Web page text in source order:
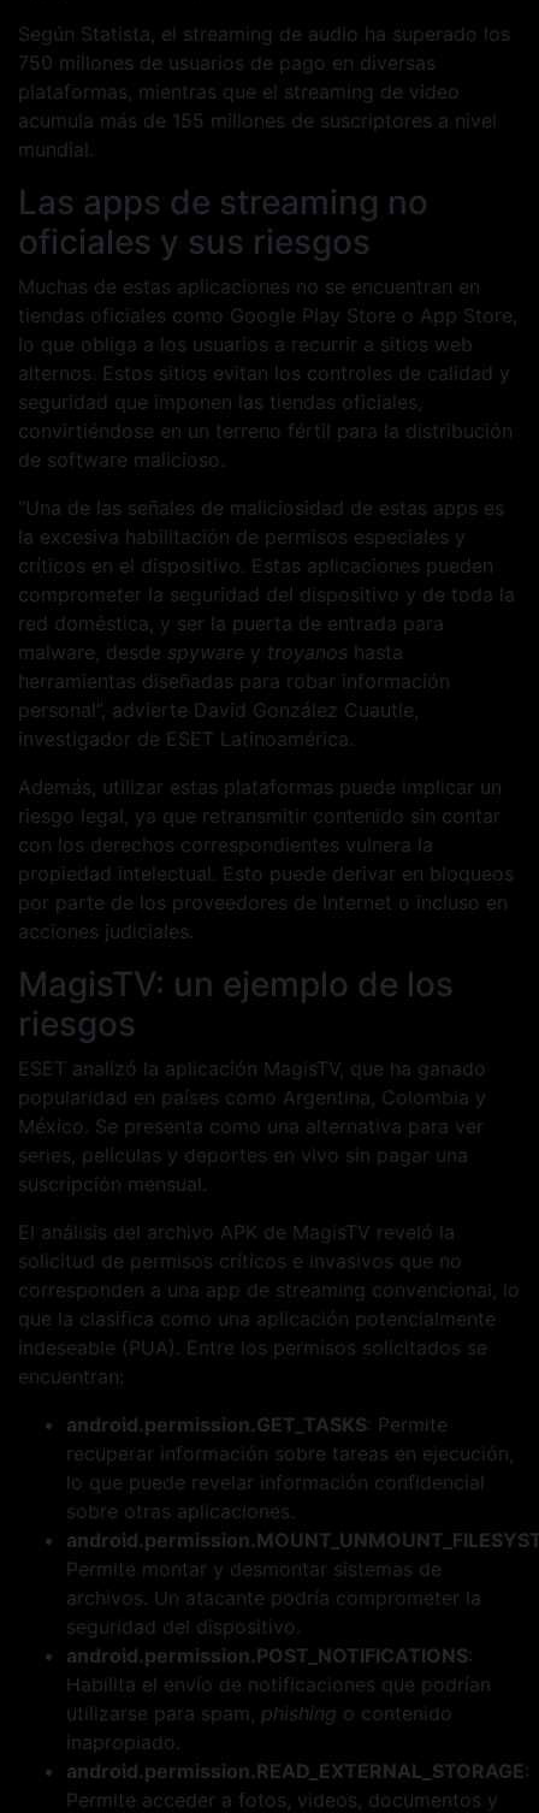
Según Statista, el streaming de audio ha superado los
750 millones de usuarios de pago en diversas
plataformas, mientras que el streaming de video
acumula más de 155 millones de suscriptores a nivel
mundial.
Las apps de streaming no
oficiales y sus riesgos
Muchas de estas aplicaciones no se encuentran en
tiendas oficiales como Google Play Store o App Store,
lo que obliga a los usuarios a recurrir a sitios web
alternos. Estos sitios evitan los controles de calidad y
seguridad que imponen las tiendas oficiales,
convirtiéndose en un terreno fértil para la distribución
de software malicioso.
“Una de las señales de maliciosidad de estas apps es
la excesiva habilitación de permisos especiales y
críticos en el dispositivo. Estas aplicaciones pueden
comprometer la seguridad del dispositivo y de toda la
red doméstica, y ser la puerta de entrada para
malware, desde spyware y troyanos hasta
herramientas diseñadas para robar información
personal”, advierte David González Cuautle,
investigador de ESET Latinoamérica.
Además, utilizar estas plataformas puede implicar un
riesgo legal, ya que retransmitir contenido sin contar
con los derechos correspondientes vulnera la
propiedad intelectual. Esto puede derivar en bloqueos
por parte de los proveedores de Internet o incluso en
acciones judiciales.
MagisTV: un ejemplo de los
riesgos
ESET analizó la aplicación MagisTV, que ha ganado
popularidad en países como Argentina, Colombia y
México. Se presenta como una alternativa para ver
series, películas y deportes en vivo sin pagar una
suscripción mensual.
El análisis del archivo APK de MagisTV reveló la
solicitud de permisos críticos e invasivos que no
corresponden a una app de streaming convencional, lo
que la clasifica como una aplicación potencialmente
indeseable (PUA). Entre los permisos solicitados se
encuentran:
android.permission.GET_TASKS: Permite
recuperar información sobre tareas en ejecución,
lo que puede revelar información confidencial
sobre otras aplicaciones.
Permite montar y desmontar sistemas de
archivos. Un atacante podría comprometer la
seguridad del dispositivo.
android.permission.POST_NOTIFICATIONS:
Habilita el envío de notificaciones que podrían
utilizarse para spam, phishing o contenido
inapropiado.
android.permission.READ_EXTERNAL_STORAGE:
Permite acceder a fotos, videos, documentos y